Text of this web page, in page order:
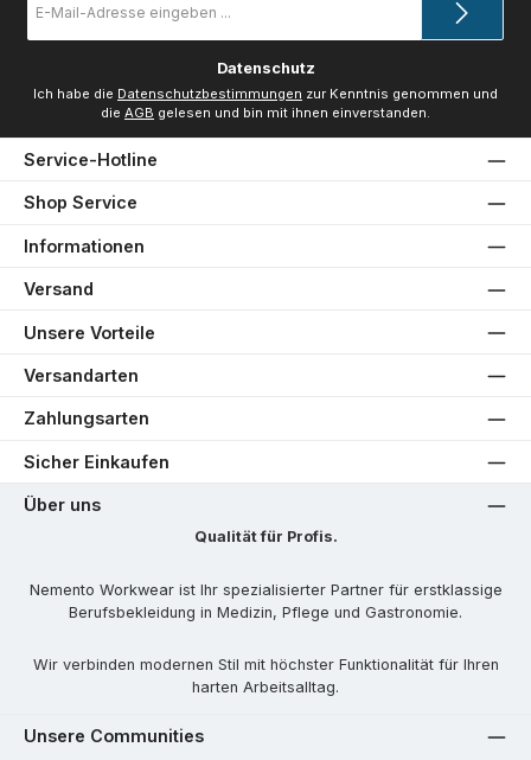
Mail-
Datenschutz
Ich habe die Datenschutzbestimmungen zur Kenntnis genommen und
die AGB gelesen und bin mit ihnen einverstanden.
Service-Hotline
Shop Service
Informationen
Versand
Unsere Vorteile
Versandarten
Zahlungsarten
Sicher Einkaufen
Über uns
Qualität für Profis.
Nemento Workwear ist Ihr spezialisierter Partner für erstklassige
Berufsbekleidung in Medizin, Pflege und Gastronomie.
Wir verbinden modernen Stil mit höchster Funktionalität für Ihren
harten Arbeitsalltag.
Unsere Communities